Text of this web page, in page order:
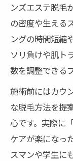
ンズエステ脱毛
の密度や生える
ングの時間短縮
ソリ負けや肌ト
数を調整できる
施術前にはカウ
な脱毛方法を提
心です。実際に
ケアが楽になっ
スマンや学生に